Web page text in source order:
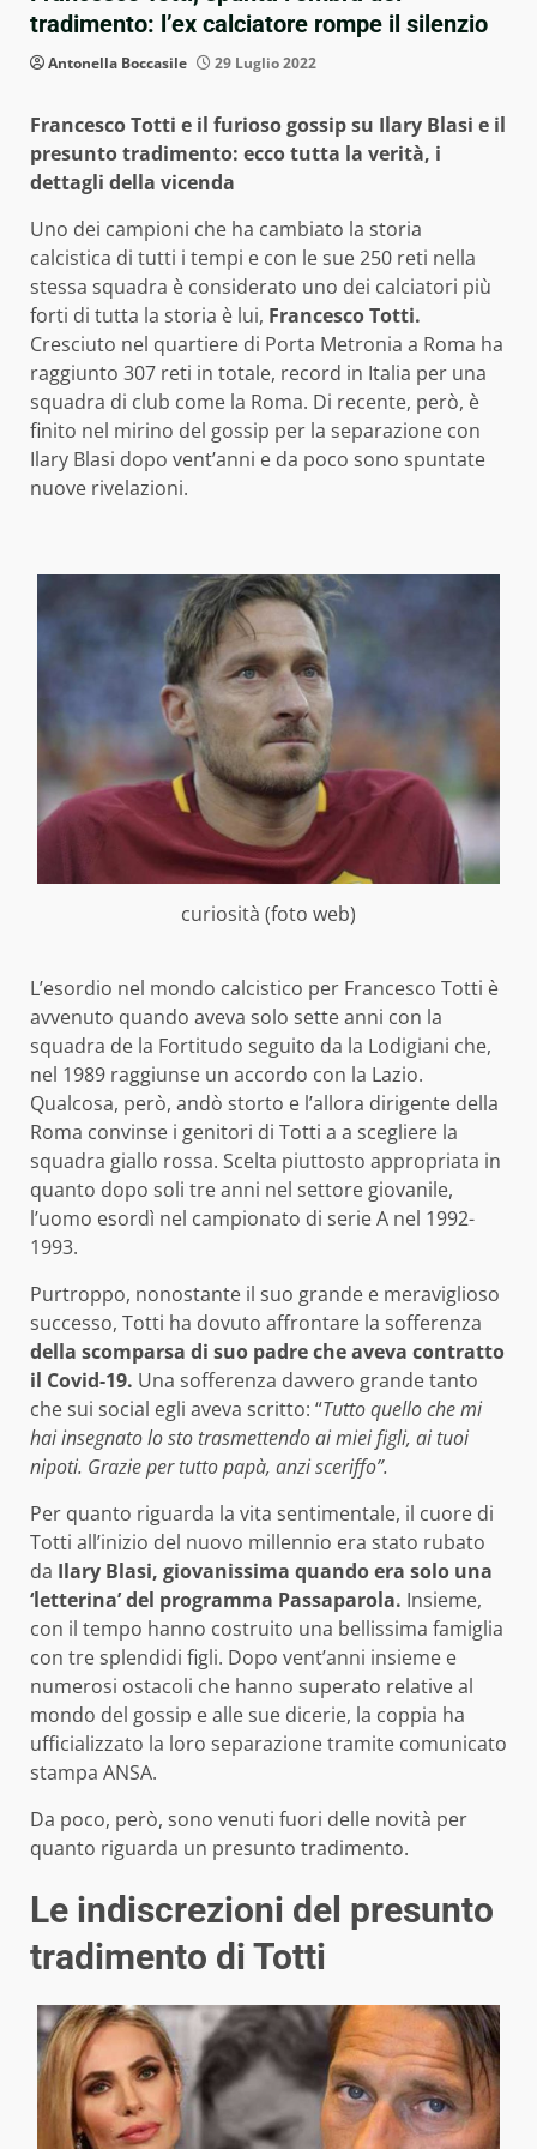
tradimento: l’ex calciatore rompe il silenzio
Antonella Boccasile 29 Luglio 2022
Francesco Totti e il furioso gossip su Ilary Blasi e il
presunto tradimento: ecco tutta la verità, i
dettagli della vicenda
Uno dei campioni che ha cambiato la storia
calcistica di tutti i tempi e con le sue 250 reti nella
stessa squadra è considerato uno dei calciatori più
forti di tutta la storia è lui, Francesco Totti.
Cresciuto nel quartiere di Porta Metronia a Roma ha
raggiunto 307 reti in totale, record in Italia per una
squadra di club come la Roma. Di recente, però, è
finito nel mirino del gossip per la separazione con
Ilary Blasi dopo vent’anni e da poco sono spuntate
nuove rivelazioni.
curiosità (foto web)
L’esordio nel mondo calcistico per Francesco Totti è
avvenuto quando aveva solo sette anni con la
squadra de la Fortitudo seguito da la Lodigiani che,
nel 1989 raggiunse un accordo con la Lazio.
Qualcosa, però, andò storto e l’allora dirigente della
Roma convinse i genitori di Totti a a scegliere la
squadra giallo rossa. Scelta piuttosto appropriata in
quanto dopo soli tre anni nel settore giovanile,
l’uomo esordì nel campionato di serie A nel 1992-
1993.
Purtroppo, nonostante il suo grande e meraviglioso
successo, Totti ha dovuto affrontare la sofferenza
della scomparsa di suo padre che aveva contratto
il Covid-19. Una sofferenza davvero grande tanto
che sui social egli aveva scritto: “Tutto quello che mi
hai insegnato lo sto trasmettendo ai miei figli, ai tuoi
nipoti. Grazie per tutto papà, anzi sceriffo”.
Per quanto riguarda la vita sentimentale, il cuore di
Totti all’inizio del nuovo millennio era stato rubato
da Ilary Blasi, giovanissima quando era solo una
‘letterina’ del programma Passaparola. Insieme,
con il tempo hanno costruito una bellissima famiglia
con tre splendidi figli. Dopo vent’anni insieme e
numerosi ostacoli che hanno superato relative al
mondo del gossip e alle sue dicerie, la coppia ha
ufficializzato la loro separazione tramite comunicato
stampa ANSA.
Da poco, però, sono venuti fuori delle novità per
quanto riguarda un presunto tradimento.
Le indiscrezioni del presunto
tradimento di Totti